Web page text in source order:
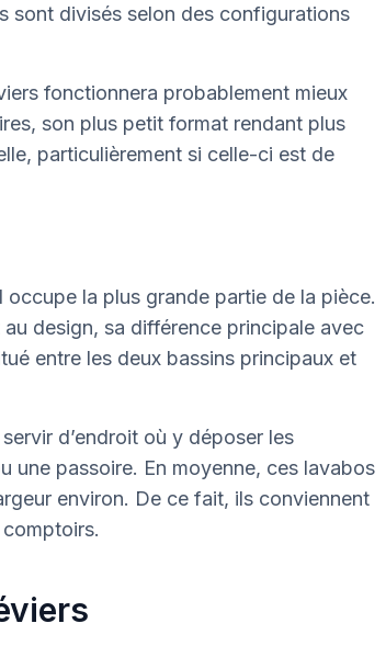
sont divisés selon des configurations
fonctionnera probablement mieux
son plus petit format rendant plus
particulièrement si celle-ci est de
occupe la plus grande partie de la pièce.
design, sa différence principale avec
entre les deux bassins principaux et
d’endroit où y déposer les
une passoire. En moyenne, ces lavabos
environ. De ce fait, ils conviennent